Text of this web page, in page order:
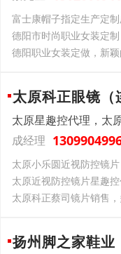
富士康帽子指定生产定
德阳市时尚职业女装定
德阳职业女装定做，新
太原科正眼镜（
太原星趣控代理，太
成经理
太原小乐圆近视防控镜
太原近视防控镜片星趣
太原科正蔡司镜片销售
扬州脚之家鞋业